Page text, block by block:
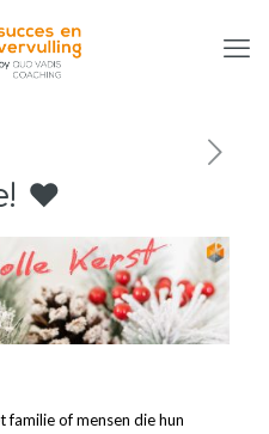
❤️
familie of mensen die hun